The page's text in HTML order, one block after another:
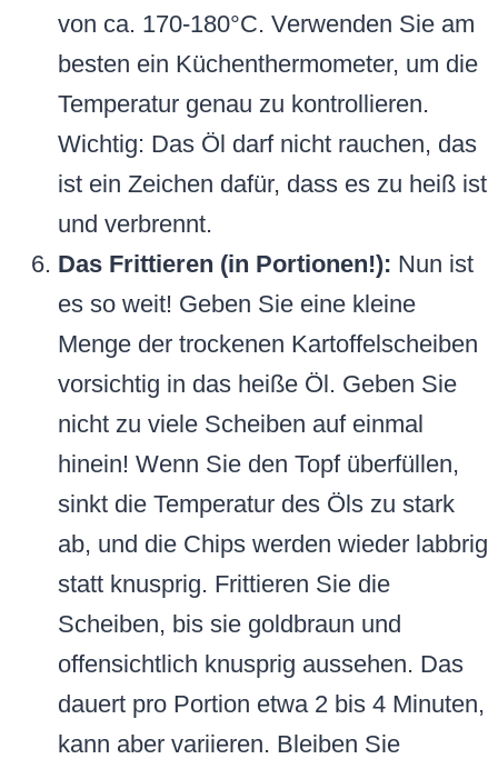
von ca. 170-180°C. Verwenden Sie am
besten ein Küchenthermometer, um die
Temperatur genau zu kontrollieren.
Wichtig: Das Öl darf nicht rauchen, das
ist ein Zeichen dafür, dass es zu heiß ist
und verbrennt.
Das Frittieren (in Portionen!): Nun ist
es so weit! Geben Sie eine kleine
Menge der trockenen Kartoffelscheiben
vorsichtig in das heiße Öl. Geben Sie
nicht zu viele Scheiben auf einmal
hinein! Wenn Sie den Topf überfüllen,
sinkt die Temperatur des Öls zu stark
ab, und die Chips werden wieder labbrig
statt knusprig. Frittieren Sie die
Scheiben, bis sie goldbraun und
offensichtlich knusprig aussehen. Das
dauert pro Portion etwa 2 bis 4 Minuten,
kann aber variieren. Bleiben Sie